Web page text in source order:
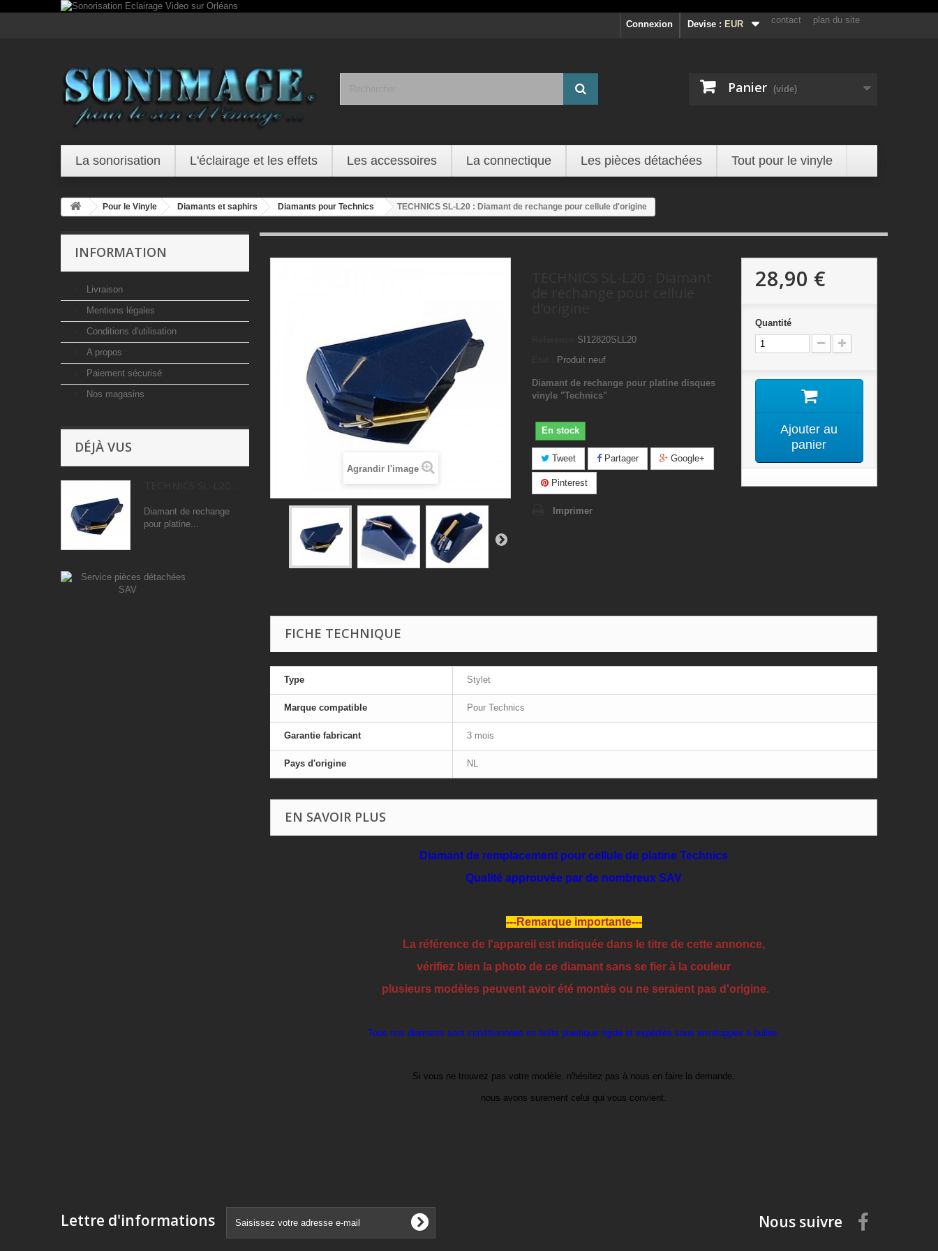
contact plan du site
Devise : EUR
Connexion
Panier (vide)
La sonorisation L'éclairage et les effets Les accessoires La connectique Les pièces détachées Tout pour le vinyle
Pour le Vinyle Diamants et saphirs Diamants pour Technics TECHNICS SL-L20 : Diamant de rechange pour cellule d'origine
INFORMATION
Livraison
Mentions légales
Conditions d'utilisation
A propos
Paiement sécurisé
Nos magasins
DÉJÀ VUS
Diamant de rechange
pour platine...
Agrandir l'image
SI12820SLL20
Produit neuf
Diamant de rechange pour platine disques
vinyle "Technics"
En stock
Tweet Partager Google+
Pinterest
Imprimer
28,90 €
Quantité
Ajouter au
panier
FICHE TECHNIQUE
Type Stylet
Marque compatible Pour Technics
Garantie fabricant 3 mois
Pays d'origine NL
EN SAVOIR PLUS
Diamant de remplacement pour cellule de platine Technics
Qualité approuvée par de nombreux SAV
---Remarque importante---
La référence de l'appareil est indiquée dans le titre de cette annonce,
vérifiez bien la photo de ce diamant sans se fier à la couleur
plusieurs modèles peuvent avoir été montés ou ne seraient pas d'origine.
Tous nos diamants sont conditionnées en boîte plastique rigide et expédiés sous enveloppes à bulles.
Si vous ne trouvez pas votre modèle, n'hésitez pas à nous en faire la demande,
nous avons surement celui qui vous convient.
Lettre d'informations Nous suivre